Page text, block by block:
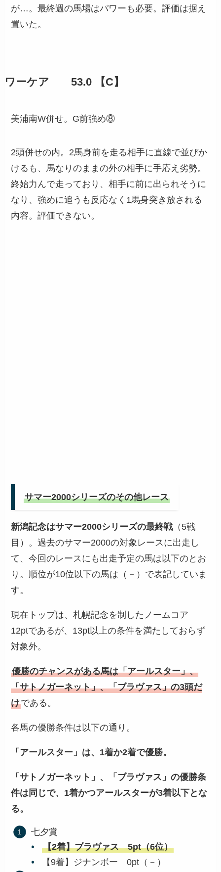
が…。最終週の馬場はパワーも必要。評価は据え
置いた。
ワーケア 53.0 【C】
美浦南W併せ。G前強め⑧
2頭併せの内。2馬身前を走る相手に直線で並びか
けるも、馬なりのままの外の相手に手応え劣勢。
終始力んで走っており、相手に前に出られそうに
なり、強めに追うも反応なく1馬身突き放される
内容。評価できない。
サマー2000シリーズのその他レース
新潟記念はサマー2000シリーズの最終戦（5戦
目）。過去のサマー2000の対象レースに出走し
て、今回のレースにも出走予定の馬は以下のとお
り。順位が10位以下の馬は（－）で表記していま
す。
現在トップは、札幌記念を制したノームコア
12ptであるが、13pt以上の条件を満たしておらず
対象外。
優勝のチャンスがある馬は「アールスター」、
「サトノガーネット」、「ブラヴァス」の3頭だ
けである。
各馬の優勝条件は以下の通り。
「アールスター」は、1着か2着で優勝。
「サトノガーネット」、「ブラヴァス」の優勝条
件は同じで、1着かつアールスターが3着以下とな
る。
七夕賞
【2着】ブラヴァス 5pt（6位）
【9着】ジナンボー 0pt（－）